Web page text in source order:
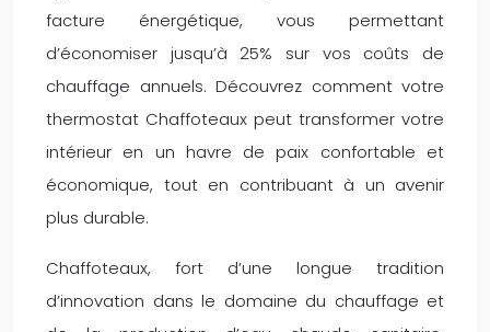
facture énergétique, vous permettant
d’économiser jusqu’à 25% sur vos coûts de
chauffage annuels. Découvrez comment votre
thermostat Chaffoteaux peut transformer votre
intérieur en un havre de paix confortable et
économique, tout en contribuant à un avenir
plus durable.
Chaffoteaux, fort d’une longue tradition
d’innovation dans le domaine du chauffage et